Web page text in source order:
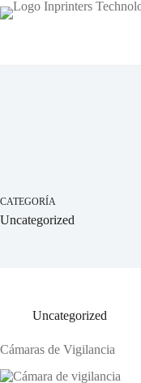
CATEGORÍA
Uncategorized
Uncategorized
Cámaras de Vigilancia